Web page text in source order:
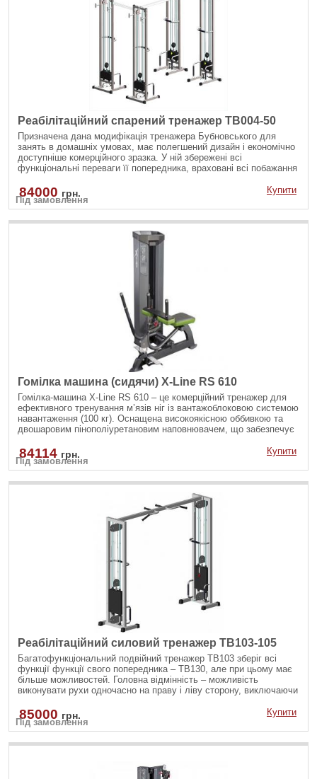
Реабілітаційний спарений тренажер TB004-50
Призначена дана модифікація тренажера Бубновського для
занять в домашніх умовах, має полегшений дизайн і економічно
доступніше комерційного зразка. У ній збережені всі
функціональні переваги її попередника, враховані всі побажання
завдяки спільній співпраці, вийшло відтворити тренажер для
ширшої аудиторії, щоб кожен бажаючий залишався в русі!
84000 грн.
Купити
Під замовлення
Гомілка машина (сидячи) X-Line RS 610
Гомілка-машина X-Line RS 610 – це комерційний тренажер для
ефективного тренування м’язів ніг із вантажоблоковою системою
навантаження (100 кг). Оснащена високоякісною оббивкою та
двошаровим пінополіуретановим наповнювачем, що забезпечує
84114 грн.
Купити
Під замовлення
Реабілітаційний силовий тренажер TB103-105
Багатофункціональний подвійний тренажер TB103 зберіг всі
функції функції свого попередника – ТВ130, але при цьому має
більше можливостей. Головна відмінність – можливість
виконувати рухи одночасно на праву і ліву сторону, виключаючи
виконувати зведення рук з верхнього і нижнього блоку
(кросовер), одночасне згинання рук на біцепс і інші вправи.
85000 грн.
Купити
Під замовлення